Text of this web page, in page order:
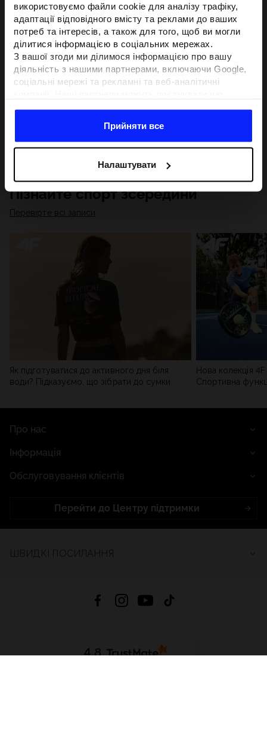
використовуємо файли cookie для аналізу трафіку,
адаптації відповідного вмісту та реклами до ваших
потреб та інтересів, а також для того, щоб ви могли
ділитися інформацією в соціальних мережах.
З вашої згоди ми ділимося інформацією про вашу
діяльність з нашими партнерами, включаючи Google,
соціальні мережі та рекламні та веб-аналітичні
отримують у результаті використання вами їхніх
послуг.З вашої згоди ми також можемо ділитися
з метою націлювання та покращення відображення
відповідної онлайн-реклами, проведення аналітики,
відповідності вмісту та вдосконалення рішень, які
пропонують наші партнери (наприклад, соціальні
мережі). Детальну інформацію можна знайти в нашій
та в розділі «Деталі».
Прийняти все
Налаштувати
Пізнайте спорт зсередини
Перевірте всі записи
Як підготуватися до активного дня біля
води? Підказуємо, що зібрати до сумки
Нова колекція
Спортивна
Про нас
Інформація
Обслуговування клієнтів
Перейти до Центру підтримки
4.8